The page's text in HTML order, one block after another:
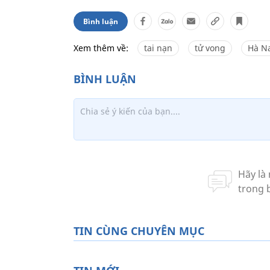
Bình luận
Xem thêm về: tai nạn tử vong Hà
TIN CÙNG CHUYÊN MỤC